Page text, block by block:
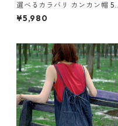
選べるカラバリ カンカン帽 5c
ol Y 260035
¥5,980